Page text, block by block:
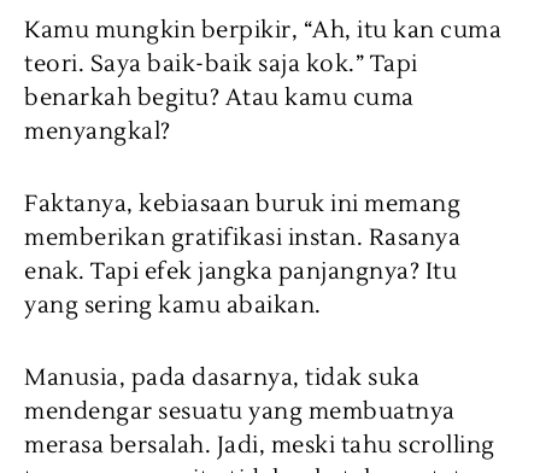
Kamu mungkin berpikir, “Ah, itu kan cuma
teori. Saya baik-baik saja kok.” Tapi
benarkah begitu? Atau kamu cuma
menyangkal?
Faktanya, kebiasaan buruk ini memang
memberikan gratifikasi instan. Rasanya
enak. Tapi efek jangka panjangnya? Itu
yang sering kamu abaikan.
Manusia, pada dasarnya, tidak suka
mendengar sesuatu yang membuatnya
merasa bersalah. Jadi, meski tahu scrolling